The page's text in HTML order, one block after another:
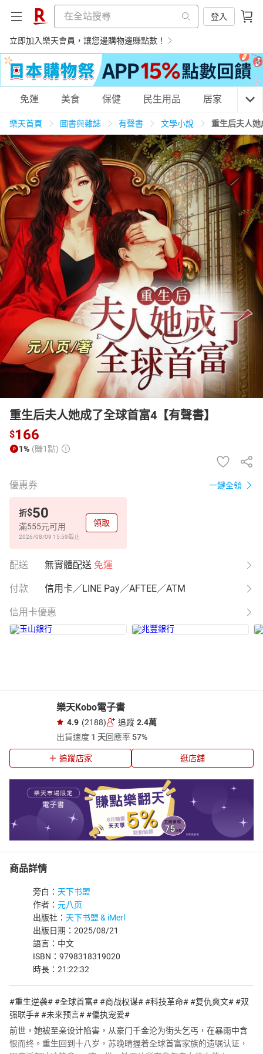
登入
立即加入樂天會員，讓您邊購物邊賺點數！
購物網分類
天天免運 美食蛋糕 養生保健 民生用品
居家生活 3C家電 運動休閒 親子玩具
女裝 男裝 化妝保養 情趣用品
日本購物 電子/紙本書
HOT
免運 美食 保健 民生用品 居家 3C
樂天首頁 圖書與雜誌 有聲書 文學小說 重生后夫人
重生后夫人她成了全球首富4【有聲書】
$166
1% (賺1點)
優惠券 一鍵全領
折$50
滿555元可用
2026/08/09 15:59截止
領取
配送 無實體配送 免運
付款 信用卡／LINE Pay／AFTEE／ATM
信用卡優惠
樂天Kobo電子書
4.9 (2188) 追蹤 2.4萬
出貨速度 1 天回應率57%
追蹤店家 逛店舖
商品詳情
旁白： 天下书盟
作者： 元八页
出版社： 天下书盟 & iMerl
出版日期：2025/08/21
語言：中文
ISBN：9798318319020
時長：21:22:32
#重生逆袭# #全球首富# #商战权谋# #科技革命# #复仇爽文# #双
强联手# #未来预言# #偏执宠爱#
前世，她被至亲设计陷害，从豪门千金沦为街头乞丐，在暴雨中含
恨而终。重生回到十八岁，苏晚晴握着全球首富家族的遗嘱认证，